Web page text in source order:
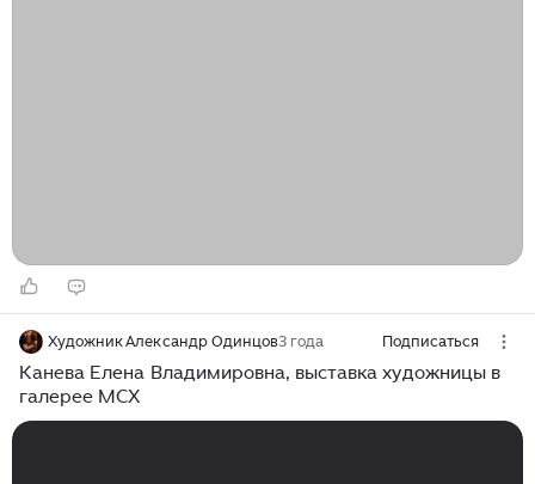
Художник Александр Одинцов3 года Подписаться
Канева Елена Владимировна, выставка художницы в
галерее МСХ